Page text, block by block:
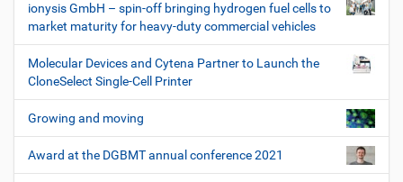
ionysis GmbH – spin-off bringing hydrogen fuel cells to
market maturity for heavy-duty commercial vehicles
Molecular Devices and Cytena Partner to Launch the
CloneSelect Single-Cell Printer
Growing and moving
Award at the DGBMT annual conference 2021